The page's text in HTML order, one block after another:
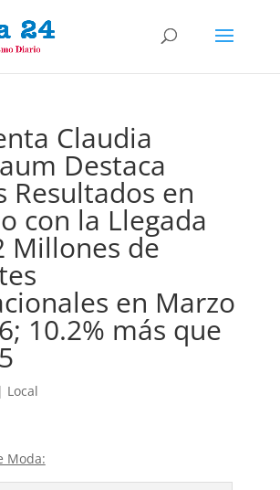
Claudia
Destaca
Resultados en
con la Llegada
Millones de
en Marzo
10.2% más que
Local
Moda: